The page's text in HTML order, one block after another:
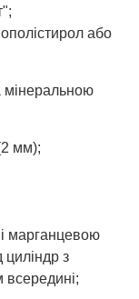
або
мм);
марганцевою
циліндр з